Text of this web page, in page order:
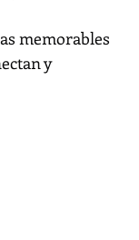
memorables
y